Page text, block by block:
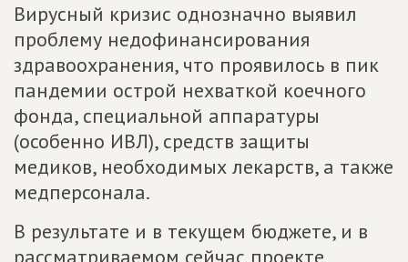
Вирусный кризис однозначно выявил
проблему недофинансирования
здравоохранения, что проявилось в пик
пандемии острой нехваткой коечного
фонда, специальной аппаратуры
(особенно ИВЛ), средств защиты
медиков, необходимых лекарств, а также
медперсонала.
В результате и в текущем бюджете, и в
рассматриваемом сейчас проекте